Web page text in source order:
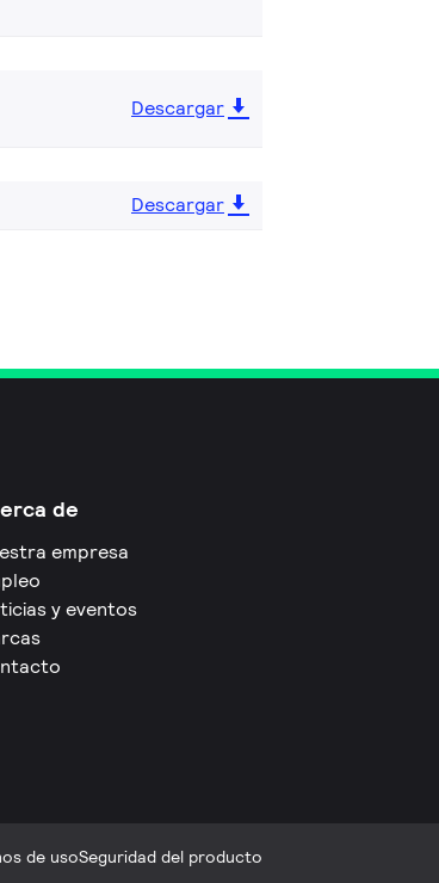
Descargar
Descargar
de
empresa
y eventos
de usoSeguridad del producto